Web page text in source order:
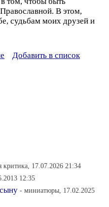
В этом,
судьбам моих друзей и
Добавить в список
критика, 17.07.2026 21:34
12:35
- миниатюры, 17.02.2025